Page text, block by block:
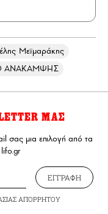
Μεϊμαράκης
ΑΝΑΚΑΜΨΗΣ
ΜΑΣ
σας μια επιλογή από τα
ΕΓΓΡΑΦΗ
ΑΠΟΡΡΗΤΟΥ